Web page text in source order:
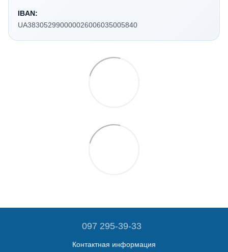
IBAN:
UA383052990000026006035005840
097 295-39-33
Контактная информация